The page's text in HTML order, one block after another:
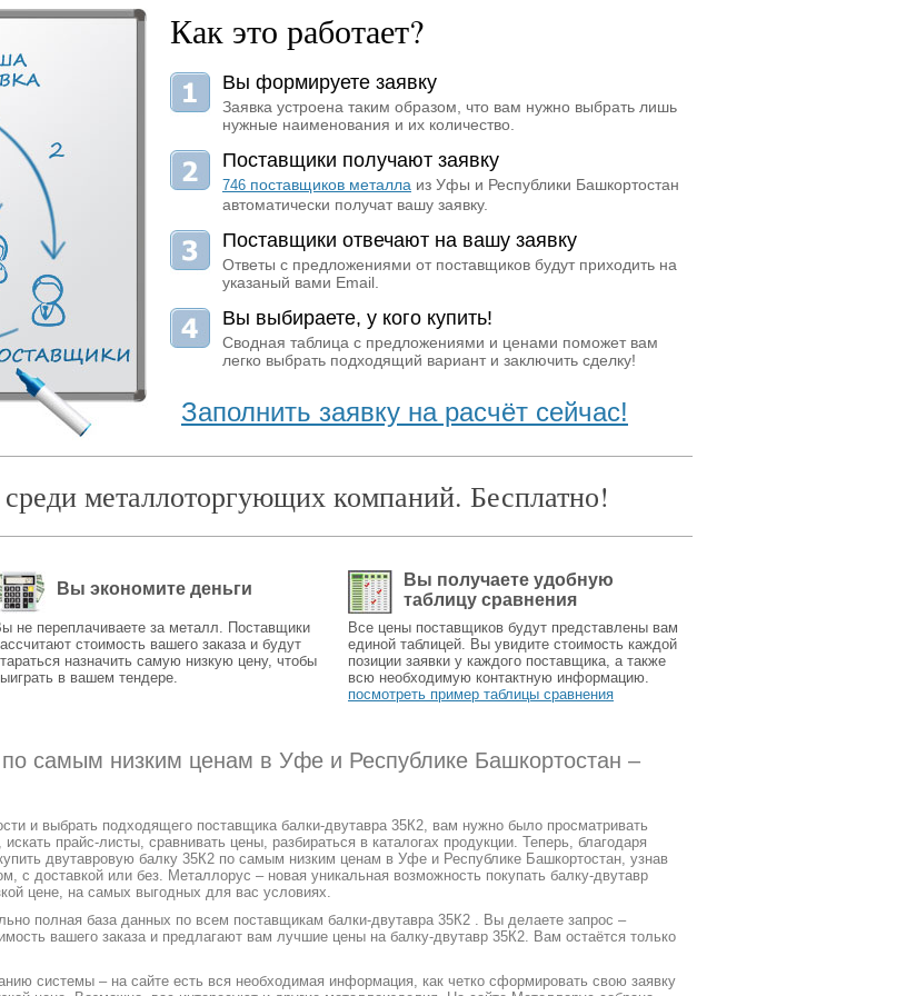
Как это работает?
Вы формируете заявку
Заявка устроена таким образом, что вам нужно выбрать лишь
нужные наименования и их количество.
Поставщики получают заявку
746 поставщиков металла из Уфы и Республики Башкортостан
автоматически получат вашу заявку.
Поставщики отвечают на вашу заявку
Ответы с предложениями от поставщиков будут приходить на
указаный вами Email.
Вы выбираете, у кого купить!
Сводная таблица с предложениями и ценами поможет вам
легко выбрать подходящий вариант и заключить сделку!
Заполнить заявку на расчёт сейчас!
металлоторгующих компаний. Бесплатно!
Вы экономите деньги
не переплачиваете за металл. Поставщики
стоимость вашего заказа и будут
назначить самую низкую цену, чтобы
в вашем тендере.
Вы получаете удобную
таблицу сравнения
Все цены поставщиков будут представлены вам
единой таблицей. Вы увидите стоимость каждой
позиции заявки у каждого поставщика, а также
всю необходимую контактную информацию.
посмотреть пример таблицы сравнения
по самым низким ценам в Уфе и Республике Башкортостан –
и выбрать подходящего поставщика балки-двутавра 35К2, вам нужно было просматривать
прайс-листы, сравнивать цены, разбираться в каталогах продукции. Теперь, благодаря
двутавровую балку 35К2 по самым низким ценам в Уфе и Республике Башкортостан, узнав
с доставкой или без. Металлорус – новая уникальная возможность покупать балку-двутавр
цене, на самых выгодных для вас условиях.
полная база данных по всем поставщикам балки-двутавра 35К2 . Вы делаете запрос –
вашего заказа и предлагают вам лучшие цены на балку-двутавр 35К2. Вам остаётся только
системы – на сайте есть вся необходимая информация, как четко сформировать свою заявку